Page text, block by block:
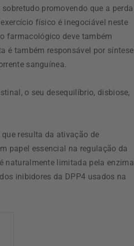
promovendo que a perda
físico é inegociável neste
farmacológico deve também
é também responsável por síntese
sanguínea.
o seu desequilíbrio, disbiose,
resulta da ativação de
papel essencial na regulação da
naturalmente limitada pela enzima
inibidores da DPP4 usados na